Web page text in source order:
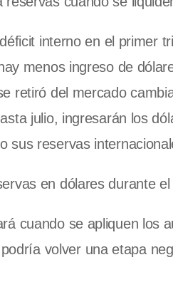
interno en el primer
menos ingreso de
retiró del mercado
julio, ingresarán los
sus reservas
en dólares durante
cuando se apliquen los
volver una etapa